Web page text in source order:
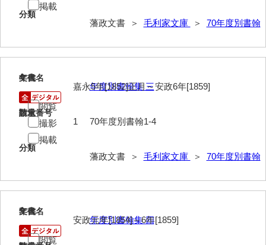
53女儀日記
56継立原書
拓本類
61学習院一件記録
分類
藩政文書 ＞ 毛利家文庫 ＞ 70年度別書翰
掲載
4
文書名
年度別書翰集 三
請求番号
70年度別書翰1-4
分類
藩政文書 ＞ 毛利家文庫 ＞ 70年度別書翰
年代
嘉永5年[1852]正月～安政6年[1859]
数量
1
閲覧
撮影
掲載
5
文書名
年度別書翰集 四
年代
安政元年[1854]～6年[1859]
閲覧